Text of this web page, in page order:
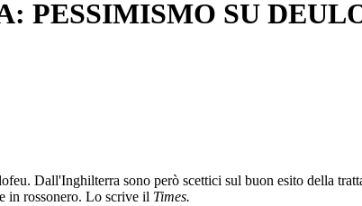
PESSIMISMO SU
Dall'Inghilterra sono però scettici sul buon esito della
in rossonero. Lo scrive il Times.